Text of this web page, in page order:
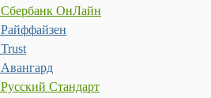
Сбербанк ОнЛайн
Райффайзен
Trust
Авангард
Русский Стандарт